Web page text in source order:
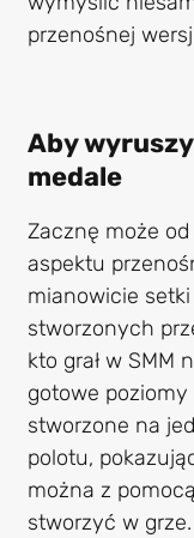
przenośnej
Aby
medale
Zacznę może
aspektu
mianowicie
stworzonych
kto grał w SMM
gotowe poziomy
stworzone na
polotu,
można z
stworzyć w